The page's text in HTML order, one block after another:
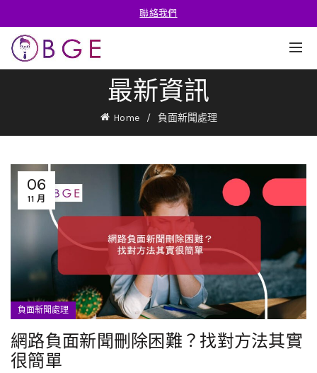
聯絡我們
最新資訊
Home 負面新聞處理
06
11 月
負面新聞處理
網路負面新聞刪除困難？找對方法其實
很簡單